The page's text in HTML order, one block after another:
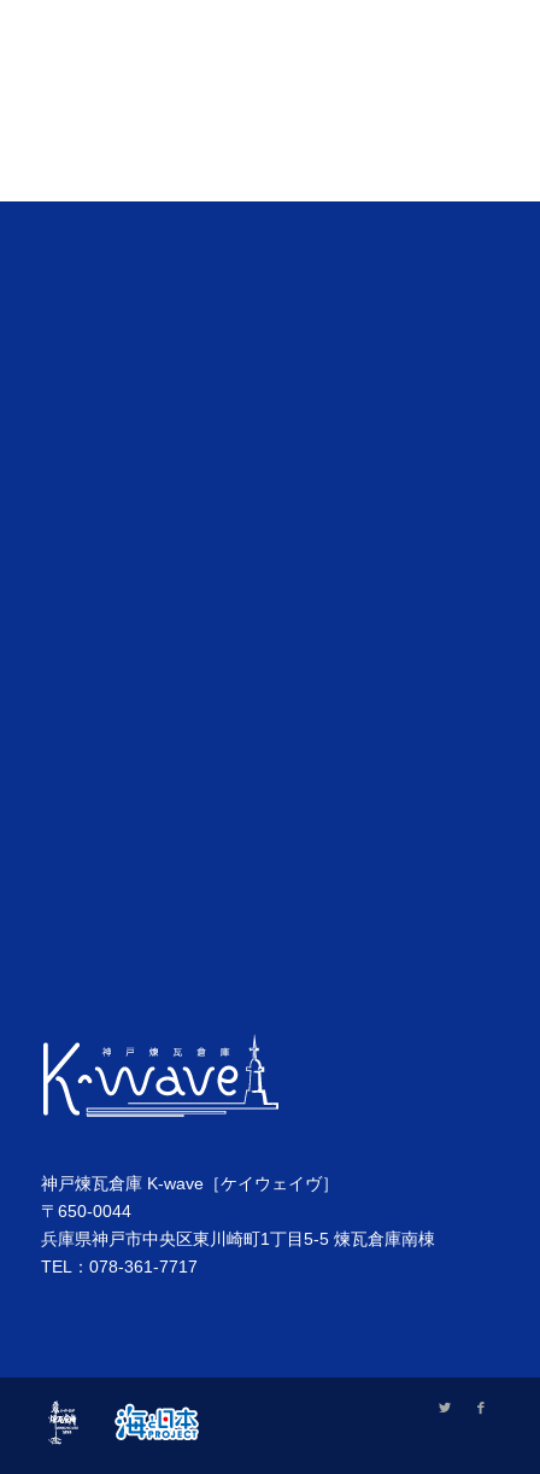
神戸煉瓦倉庫 K-wave［ケイウェイヴ］
〒650-0044
兵庫県神戸市中央区東川崎町1丁目5-5 煉瓦倉庫南棟
TEL：078-361-7717